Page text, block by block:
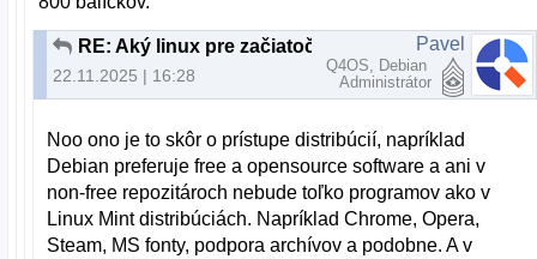
22.11.2025 | 16:28
Pavel
Q4OS, Debian
Administrátor
Noo ono je to skôr o prístupe distribúcií, napríklad
Debian preferuje free a opensource software a ani v
non-free repozitároch nebude toľko programov ako v
Linux Mint distribúciách. Napríklad Chrome, Opera,
Steam, MS fonty, podpora archívov a podobne. A v